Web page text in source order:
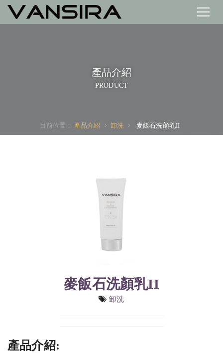
產品介紹
PRODUCT
目前位置： 產品介紹 卸洗 麥飯石洗顏乳II
麥飯石洗顏乳II
卸洗
產品介紹: